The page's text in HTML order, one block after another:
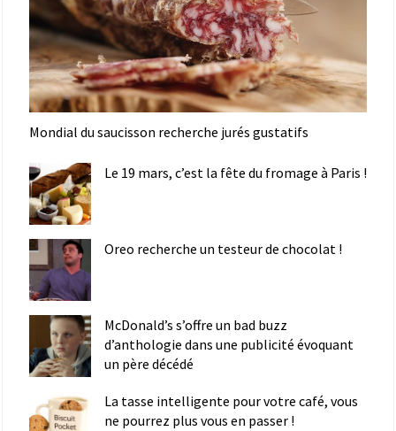
Mondial du saucisson recherche jurés gustatifs
Le 19 mars, c’est la fête du fromage à Paris !
Oreo recherche un testeur de chocolat !
McDonald’s s’offre un bad buzz
d’anthologie dans une publicité évoquant
un père décédé
La tasse intelligente pour votre café, vous
ne pourrez plus vous en passer !